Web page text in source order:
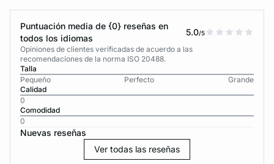
Puntuación media de {0} reseñas en
todos los idiomas
5.0/5
Opiniones de clientes verificadas de acuerdo a las
recomendaciones de la norma ISO 20488.
Talla
Pequeño
Perfecto
Grande
Calidad
0
Comodidad
0
Nuevas reseñas
Ver todas las reseñas